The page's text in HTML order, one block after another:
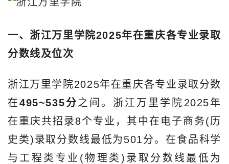
一、浙江万里学院2025年在重庆各专业录取
分数线及位次
浙江万里学院2025年在重庆各专业录取分数
在495~535分 之间。浙江万里学院2025年
在重庆共招录8个专业，其中在电子商务(历
史类)录取分数线最低为501分。在食品科学
与工程类专业(物理类)录取分数线最低为